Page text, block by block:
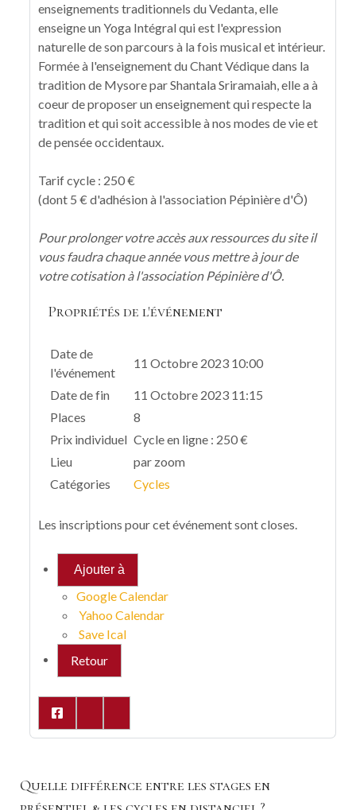
enseignements traditionnels du Vedanta, elle
enseigne un Yoga Intégral qui est l'expression
naturelle de son parcours à la fois musical et intérieur.
Formée à l'enseignement du Chant Védique dans la
tradition de Mysore par Shantala Sriramaiah, elle a à
coeur de proposer un enseignement qui respecte la
tradition et qui soit accessible à nos modes de vie et
de pensée occidentaux.
Tarif cycle : 250 €
(dont 5 € d'adhésion à l'association Pépinière d'Ô)
Pour prolonger votre accès aux ressources du site il
vous faudra chaque année vous mettre à jour de
votre cotisation à l'association Pépinière d'Ô.
Propriétés de l'événement
Date de
l'événement
11 Octobre 2023 10:00
Date de fin
11 Octobre 2023 11:15
Places
8
Prix individuel Cycle en ligne : 250 €
Lieu
par zoom
Catégories
Cycles
Les inscriptions pour cet événement sont closes.
Ajouter à
Google Calendar
Yahoo Calendar
Save Ical
Retour
Quelle différence entre les stages en